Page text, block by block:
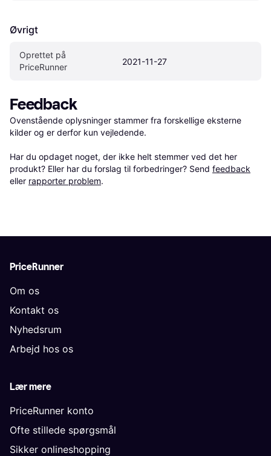
Øvrigt
Oprettet på
PriceRunner
2021-11-27
Feedback
Ovenstående oplysninger stammer fra forskellige eksterne
kilder og er derfor kun vejledende.
Har du opdaget noget, der ikke helt stemmer ved det her
produkt? Eller har du forslag til forbedringer? Send feedback
eller rapporter problem.
PriceRunner
Om os
Kontakt os
Nyhedsrum
Arbejd hos os
Lær mere
PriceRunner konto
Ofte stillede spørgsmål
Sikker onlineshopping